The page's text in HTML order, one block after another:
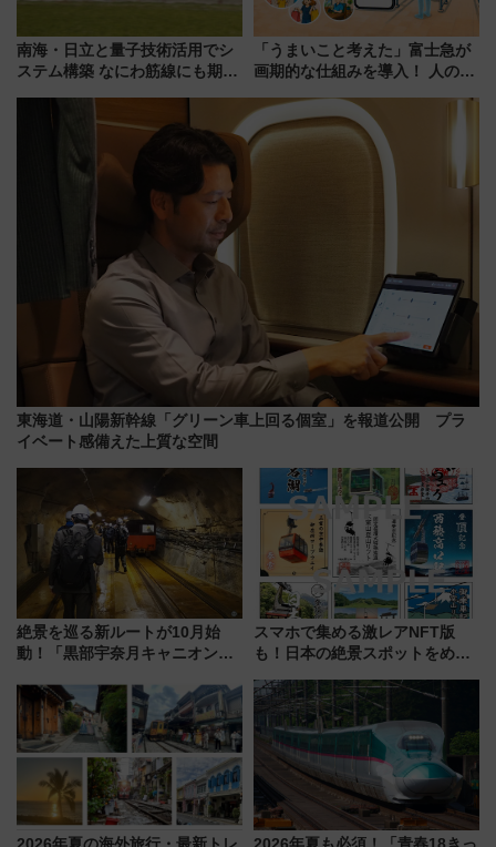
南海・日立と量子技術活用でシ
ステム構築 なにわ筋線にも期待
「うまいこと考えた」富士急が
画期的な仕組みを導入！ 人のか
ん」始動
東海道・山陽新幹線「グリーン車上回る個室」を報道公開 プラ
イベート感備えた上質な空間
絶景を巡る新ルートが10月始
動！「黒部宇奈月キャニオンル
ジ」がオープン
スマホで集める激レアNFT版
も！日本の絶景スポットをめぐ
ん)」企画がスタート